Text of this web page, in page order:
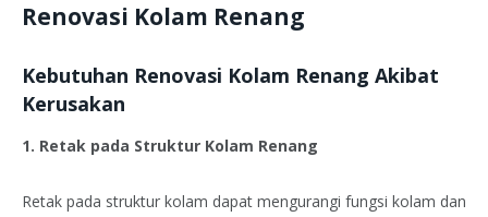
Renovasi Kolam Renang
Kebutuhan Renovasi Kolam Renang Akibat
Kerusakan
1. Retak pada Struktur Kolam Renang
Retak pada struktur kolam dapat mengurangi fungsi kolam dan